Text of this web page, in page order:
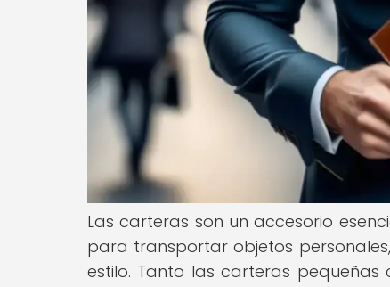
Las carteras son un accesorio
para transportar objetos
estilo. Tanto las carteras